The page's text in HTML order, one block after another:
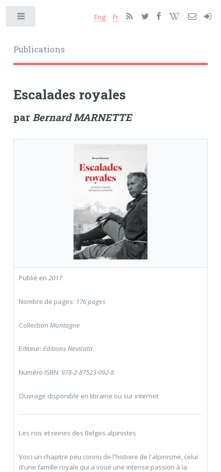
Publications
Eng Fr
Escalades royales
parBernard MARNETTE
Publié en 2017
Nombre de pages: 176 pages
Collection Montagne
Editeur: Editions Nevicata
Numéro ISBN: 978-2-87523-092-8
Ouvrage disponible en librairie ou sur internet
Les rois et reines des Belges alpinistes
Voici un chapitre peu connu de l'histoire de l'alpinisme, celui
d'une famille royale qui a voué une intense passion à la